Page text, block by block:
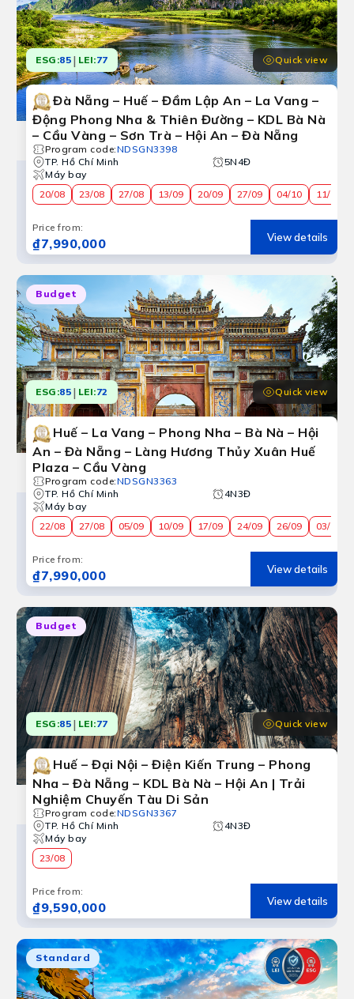
Quảng Bình
Bình là cơ hội để khám phá di sản thế giới do
ESG:85 | LEI:77 Quick view
Đà Nẵng – Huế – Đầm Lập An – La Vang –
Động Phong Nha & Thiên Đường – KDL Bà Nà
– Cầu Vàng – Sơn Trà – Hội An – Đà Nẵng
Program code:NDSGN3398
TP. Hồ Chí Minh
5N4Đ
Máy bay
20/08
23/08 27/08 13/09 20/09 27/09 04/10 11/10
Price from:
₫7,990,000 View details
Budget
ESG:85 | LEI:72 Quick view
Huế – La Vang – Phong Nha – Bà Nà – Hội
An – Đà Nẵng – Làng Hương Thủy Xuân Huế
Plaza – Cầu Vàng
Program code:NDSGN3363
TP. Hồ Chí Minh
4N3Đ
Máy bay
22/08
27/08 05/09 10/09 17/09 24/09 26/09 03/12
Price from:
₫7,990,000 View details
Budget
ESG:85 | LEI:77 Quick view
Huế – Đại Nội – Điện Kiến Trung – Phong
Nha – Đà Nẵng – KDL Bà Nà – Hội An | Trải
Nghiệm Chuyến Tàu Di Sản
Program code:NDSGN3367
TP. Hồ Chí Minh
4N3Đ
Máy bay
23/08
Price from:
₫9,590,000 View details
Standard